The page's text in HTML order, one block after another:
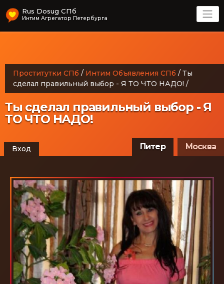
Rus Dosug СПб
Проститутки СПб / Интим Объявления СПб / Ты
сделал правильный выбор - Я ТО ЧТО НАДО! /
Ты сделал правильный выбор - Я
ТО ЧТО НАДО!
Вход Москва
Питер